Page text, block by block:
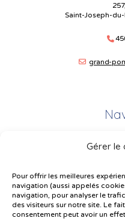
Gérer le
Pour offrir les meilleures
navigation (aussi appelés
navigation, pour analyser le
des visiteurs sur notre site. Le
consentement peut avoir un
Saint-Joseph-
grand-
Plainte –
Politique